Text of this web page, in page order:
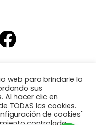
web para brindarle la
sus
Al hacer clic en
TODAS las cookies.
de cookies"
controlado.